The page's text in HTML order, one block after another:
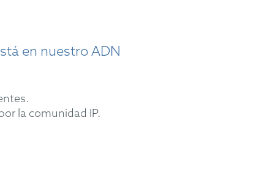
en nuestro ADN
la comunidad IP.